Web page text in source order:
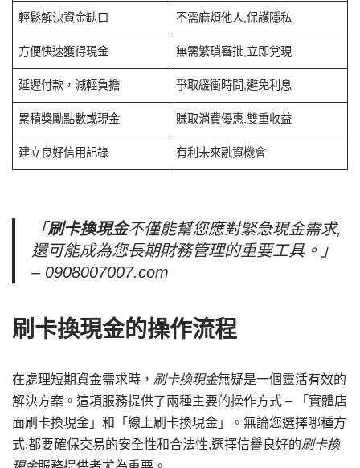
輕鬆解決資金缺口 不需麻煩他人,保護隱私
方便快速獲得現金 無需繁瑣審批,立即兌現
延遲付款，減輕負擔 爭取緩衝時間,避免利息
累積獎勵點數或現金 賺取消費優惠,雙重收益
建立良好信用記錄 有利未來融資機會
「刷卡換現金不僅能幫您應對緊急現金需求,
還可能成為您長期財務管理的重要工具。」
– 0908007007.com
刷卡換現金的操作流程
在處理短期資金需求時， 刷卡換現金無疑是一個靈活有效的
解決方案。這項服務提供了兩種主要的操作方式 – 「實體店
面刷卡換現金」和「線上刷卡換現金」。無論您選擇哪種方
式,都要確保交易的安全性和合法性,選擇信譽良好的刷卡換